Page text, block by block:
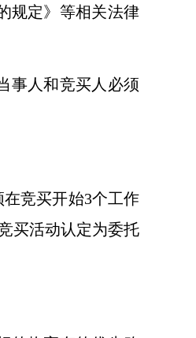
规定》等相关法律
事人和竞买人必须
竞买开始3个工作
买活动认定为委托